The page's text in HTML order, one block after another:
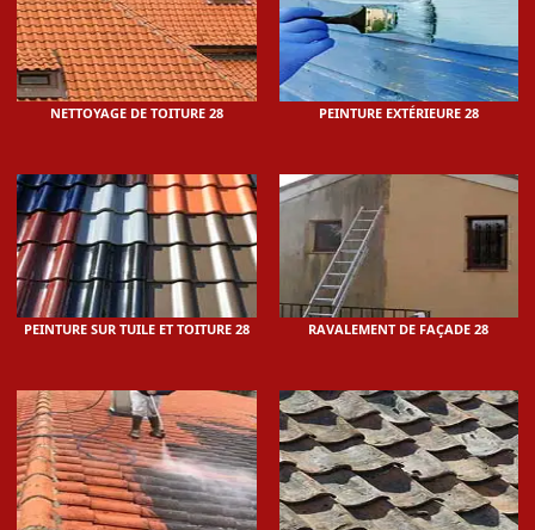
NETTOYAGE DE TOITURE 28 PEINTURE EXTÉRIEURE 28
PEINTURE SUR TUILE ET TOITURE 28 RAVALEMENT DE FAÇADE 28